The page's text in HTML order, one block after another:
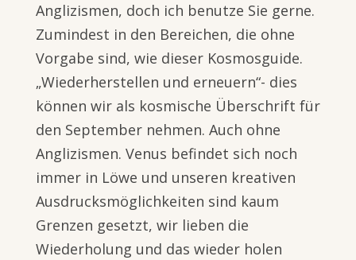
Anglizismen, doch ich benutze Sie gerne.
Zumindest in den Bereichen, die ohne
Vorgabe sind, wie dieser Kosmosguide.
„Wiederherstellen und erneuern“- dies
können wir als kosmische Überschrift für
den September nehmen. Auch ohne
Anglizismen. Venus befindet sich noch
immer in Löwe und unseren kreativen
Ausdrucksmöglichkeiten sind kaum
Grenzen gesetzt, wir lieben die
Wiederholung und das wieder holen